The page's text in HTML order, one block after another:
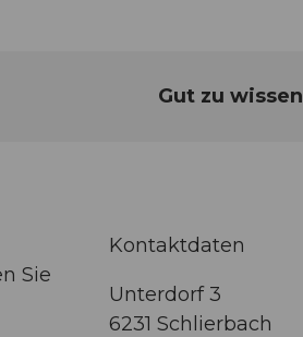
Gut zu wissen
Sie
Kontaktdaten
Unterdorf 3
6231 Schlierbach